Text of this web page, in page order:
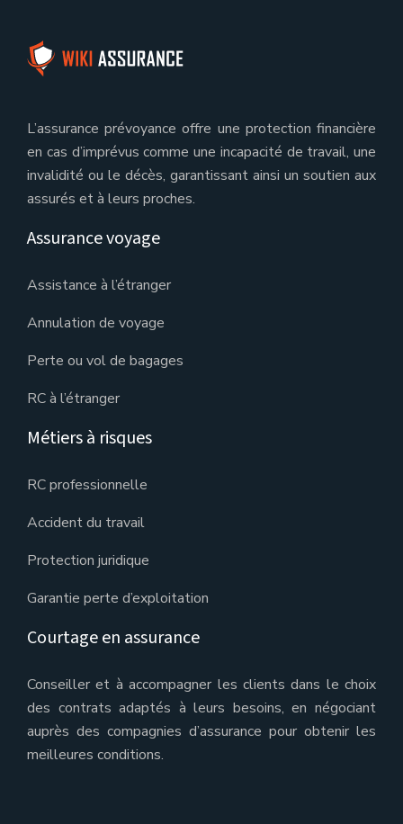
L’assurance prévoyance offre une protection financière
en cas d’imprévus comme une incapacité de travail, une
invalidité ou le décès, garantissant ainsi un soutien aux
assurés et à leurs proches.
Assurance voyage
Assistance à l’étranger
Annulation de voyage
Perte ou vol de bagages
RC à l’étranger
Métiers à risques
RC professionnelle
Accident du travail
Protection juridique
Garantie perte d’exploitation
Courtage en assurance
Conseiller et à accompagner les clients dans le choix
des contrats adaptés à leurs besoins, en négociant
auprès des compagnies d’assurance pour obtenir les
meilleures conditions.